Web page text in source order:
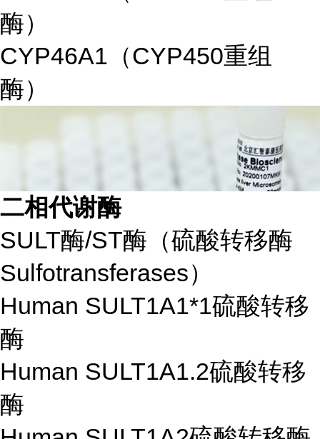
酶）
CYP46A1（CYP450重组
酶）
二相代谢酶
SULT酶/ST酶（硫酸转移酶
Sulfotransferases）
Human SULT1A1*1硫酸转移
酶
Human SULT1A1.2硫酸转移
酶